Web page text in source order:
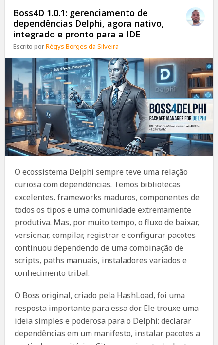
Boss4D 1.0.1: gerenciamento de
dependências Delphi, agora nativo,
integrado e pronto para a IDE
Escrito porRégys Borges da Silveira
O ecossistema Delphi sempre teve uma relação
curiosa com dependências. Temos bibliotecas
excelentes, frameworks maduros, componentes de
todos os tipos e uma comunidade extremamente
produtiva. Mas, por muito tempo, o fluxo de baixar,
versionar, compilar, registrar e configurar pacotes
continuou dependendo de uma combinação de
scripts, paths manuais, instaladores variados e
conhecimento tribal.
O Boss original, criado pela HashLoad, foi uma
resposta importante para essa dor. Ele trouxe uma
ideia simples e poderosa para o Delphi: declarar
dependências em um manifesto, instalar pacotes a